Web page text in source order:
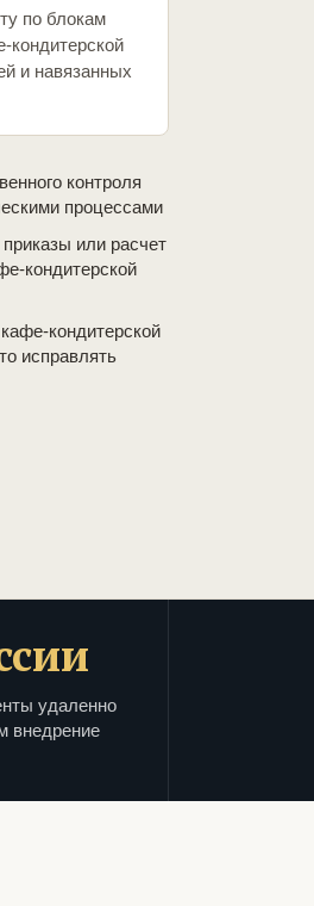
по блокам
кондитерской
и навязанных
контроля
процессами
или расчет
кондитерской
кондитерской
исправлять
удаленно
внедрение